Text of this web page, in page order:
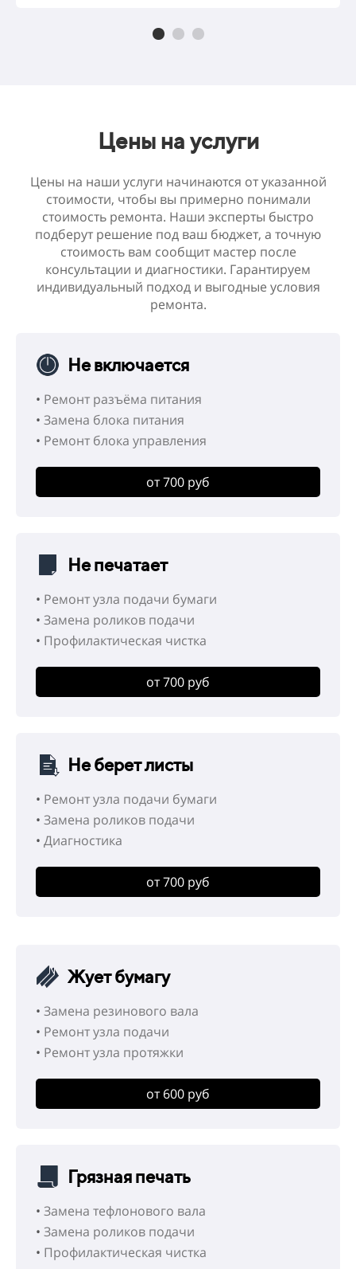
Цены на услуги
Цены на наши услуги начинаются от указанной
стоимости, чтобы вы примерно понимали
стоимость ремонта. Наши эксперты быстро
подберут решение под ваш бюджет, а точную
стоимость вам сообщит мастер после
консультации и диагностики. Гарантируем
индивидуальный подход и выгодные условия
ремонта.
Не включается
• Ремонт разъёма питания
• Замена блока питания
• Ремонт блока управления
от 700 руб
Не печатает
• Ремонт узла подачи бумаги
• Замена роликов подачи
• Профилактическая чистка
от 700 руб
Не берет листы
• Ремонт узла подачи бумаги
• Замена роликов подачи
• Диагностика
от 700 руб
Жует бумагу
• Замена резинового вала
• Ремонт узла подачи
• Ремонт узла протяжки
от 600 руб
Грязная печать
• Замена тефлонового вала
• Замена роликов подачи
• Профилактическая чистка